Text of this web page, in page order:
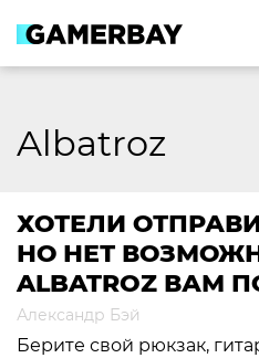
content
Albatroz
ХОТЕЛИ
НО НЕТ
ALBATROZ ВАМ
Александр Бэй
Берите свой рюкзак,